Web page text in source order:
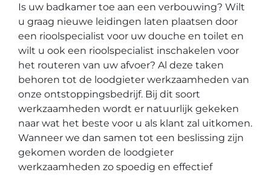
Is uw badkamer toe aan een verbouwing? Wilt
u graag nieuwe leidingen laten plaatsen door
een rioolspecialist voor uw douche en toilet en
wilt u ook een rioolspecialist inschakelen voor
het routeren van uw afvoer? Al deze taken
behoren tot de loodgieter werkzaamheden van
onze ontstoppingsbedrijf. Bij dit soort
werkzaamheden wordt er natuurlijk gekeken
naar wat het beste voor u als klant zal uitkomen.
Wanneer we dan samen tot een beslissing zijn
gekomen worden de loodgieter
werkzaamheden zo spoedig en effectief